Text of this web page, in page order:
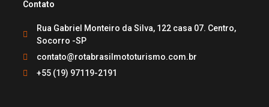
Contato
Rua Gabriel Monteiro da Silva, 122 casa 07. Centro,
Socorro -SP
contato@rotabrasilmototurismo.com.br
+55 (19) 97119-2191